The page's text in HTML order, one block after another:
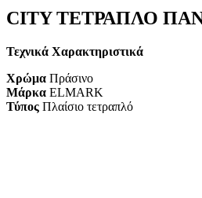
CITY ΤΕΤΡΑΠΛΟ
Τεχνικά Χαρακτηριστικά
Χρώμα Πράσινο
Μάρκα ELMARK
Τύπος Πλαίσιο τετραπλό